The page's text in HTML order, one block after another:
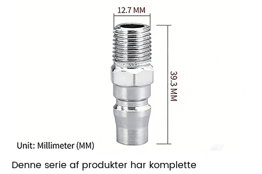
Denne serie af produkter har komplette